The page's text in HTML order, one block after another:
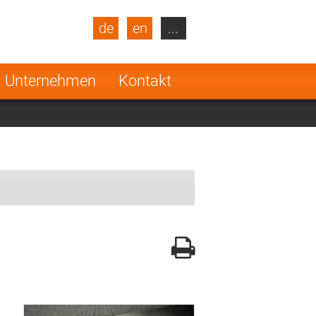
Unternehmen Kontakt
de en
Turkey
Netherlands
...